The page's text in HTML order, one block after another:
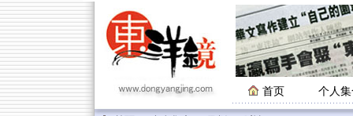
首页 个人